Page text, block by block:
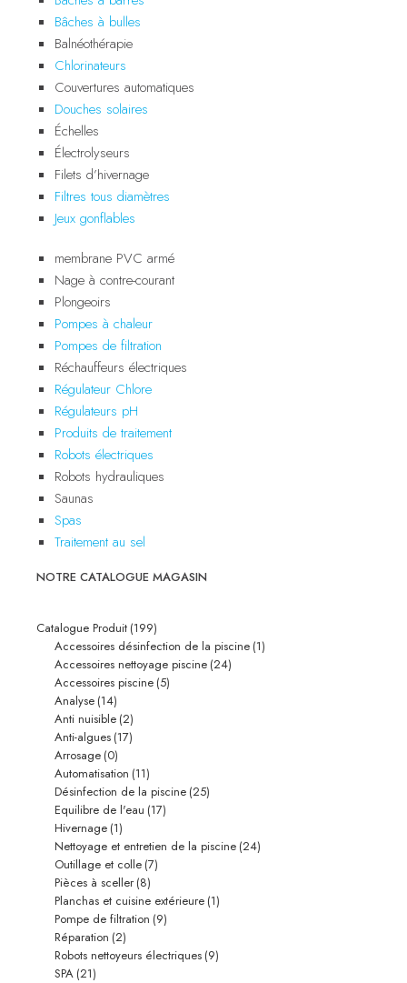
Bâches à bulles
Balnéothérapie
Chlorinateurs
Couvertures automatiques
Douches solaires
Échelles
Électrolyseurs
Filets d’hivernage
Filtres tous diamètres
Jeux gonflables
membrane PVC armé
Nage à contre-courant
Plongeoirs
Pompes à chaleur
Pompes de filtration
Réchauffeurs électriques
Régulateur Chlore
Régulateurs pH
Produits de traitement
Robots électriques
Robots hydrauliques
Saunas
Spas
Traitement au sel
NOTRE CATALOGUE MAGASIN
Catalogue Produit (199)
Accessoires désinfection de la piscine (1)
Accessoires nettoyage piscine (24)
Accessoires piscine (5)
Analyse (14)
Anti nuisible (2)
Anti-algues (17)
Arrosage (0)
Automatisation (11)
Désinfection de la piscine (25)
Equilibre de l'eau (17)
Hivernage (1)
Nettoyage et entretien de la piscine (24)
Outillage et colle (7)
Pièces à sceller (8)
Planchas et cuisine extérieure (1)
Pompe de filtration (9)
Réparation (2)
Robots nettoyeurs électriques (9)
SPA (21)